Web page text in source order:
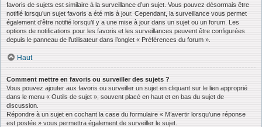
favoris de sujets est similaire à la surveillance d’un sujet. Vous pouvez désormais être
notifié lorsqu’un sujet favoris a été mis à jour. Cependant, la surveillance vous permet
également d’être notifié lorsqu’il y a une mise à jour dans un sujet ou un forum. Les
options de notifications pour les favoris et les surveillances peuvent être configurées
depuis le panneau de l’utilisateur dans l’onglet « Préférences du forum ».
Haut
Comment mettre en favoris ou surveiller des sujets ?
Vous pouvez ajouter aux favoris ou surveiller un sujet en cliquant sur le lien approprié
dans le menu « Outils de sujet », souvent placé en haut et en bas du sujet de
discussion.
Répondre à un sujet en cochant la case du formulaire « M’avertir lorsqu’une réponse
est postée » vous permettra également de surveiller le sujet.